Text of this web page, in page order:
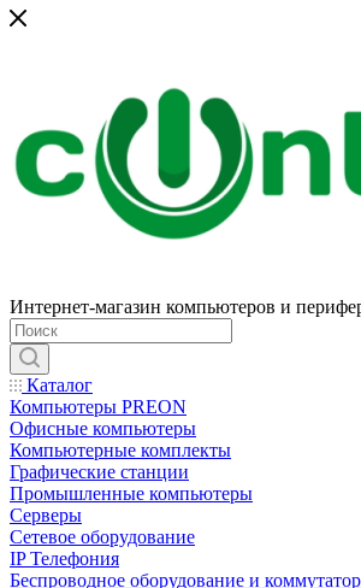
Интернет-магазин компьютеров и
Каталог
Компьютеры PREON
Офисные компьютеры
Компьютерные комплекты
Графические станции
Промышленные компьютеры
Серверы
Сетевое оборудование
IP Телефония
Беспроводное оборудование и